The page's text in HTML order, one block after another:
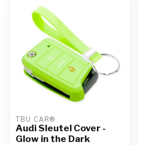
TBU CAR®
Audi Sleutel Cover -
Glow in the Dark